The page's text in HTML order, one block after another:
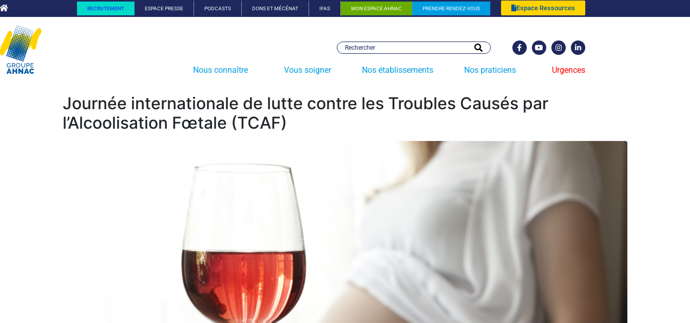
RECRUTEMENT ESPACE PRESSE PODCASTS DONS ET MÉCÉNAT IFAS MON ESPACE AHNAC PRENDRE RENDEZ-VOUS Espace Ressources
Nous connaître Vous soigner Nos établissements Nos praticiens Urgences
Journée internationale de lutte contre les Troubles Causés par
l’Alcoolisation Fœtale (TCAF)